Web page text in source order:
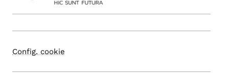
Config. cookie